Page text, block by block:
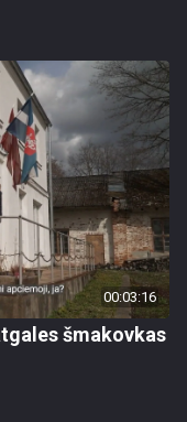
00:03:16
šmakovkas